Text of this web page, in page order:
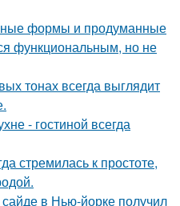
формы и продуманные
функциональным, но не
тонах всегда выглядит
- гостиной всегда
стремилась к простоте,
в Нью-йорке получил